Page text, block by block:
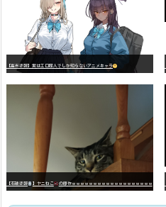
【高市悲報】実はエロ同人でしか知らないアニメキャラ
【石破悲報 】ヤニねこ の原作ｗｗｗｗｗｗｗｗｗｗｗｗｗｗｗｗｗｗｗ